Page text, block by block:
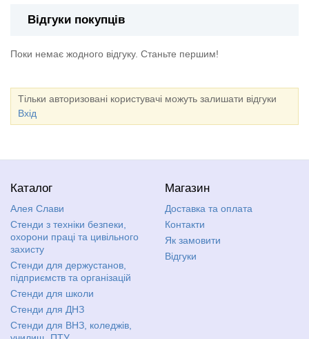
Відгуки покупців
Поки немає жодного відгуку. Станьте першим!
Тільки авторизовані користувачі можуть залишати відгуки
Вхід
Каталог
Алея Слави
Стенди з техніки безпеки,
охорони праці та цивільного
захисту
Стенди для держустанов,
підприємств та організацій
Стенди для школи
Стенди для ДНЗ
Стенди для ВНЗ, коледжів,
Магазин
Доставка та оплата
Контакти
Як замовити
Відгуки